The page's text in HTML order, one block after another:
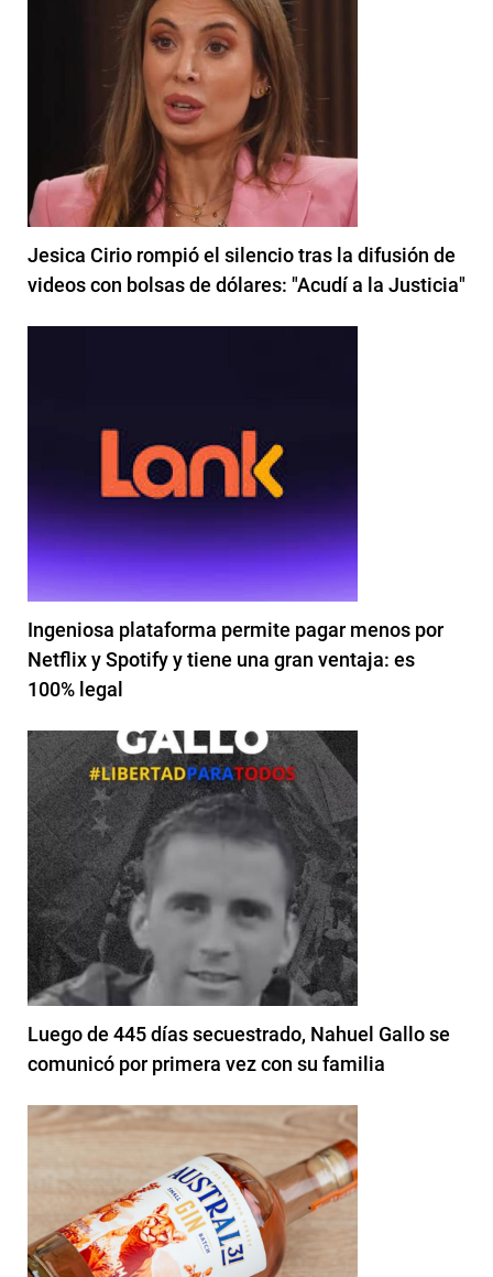
Jesica Cirio rompió el silencio tras la difusión de
videos con bolsas de dólares: "Acudí a la Justicia"
Ingeniosa plataforma permite pagar menos por
Netflix y Spotify y tiene una gran ventaja: es
100% legal
Luego de 445 días secuestrado, Nahuel Gallo se
comunicó por primera vez con su familia